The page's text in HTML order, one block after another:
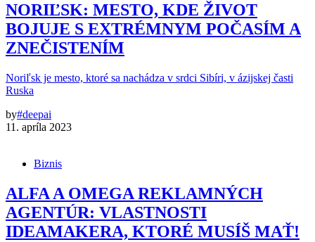
NORIĽSK: MESTO, KDE ŽIVOT
BOJUJE S EXTRÉMNYM POČASÍM A
ZNEČISTENÍM
Noriľsk je mesto, ktoré sa nachádza v srdci Sibíri, v ázijskej časti
Ruska
by#deepai
11. apríla 2023
Biznis
ALFA A OMEGA REKLAMNÝCH
AGENTÚR: VLASTNOSTI
IDEAMAKERA, KTORÉ MUSÍŠ MAŤ!